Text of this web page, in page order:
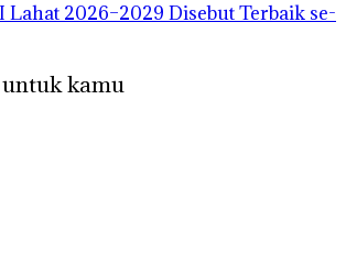
Lahat 2026–2029 Disebut Terbaik se-
kamu